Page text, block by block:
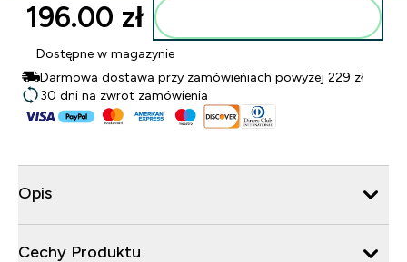
196.00 zł‎
Dostępne w magazynie
Darmowa dostawa przy zamówieńiach powyżej 229 zł
30 dni na zwrot zamówienia
Opis
Cechy Produktu